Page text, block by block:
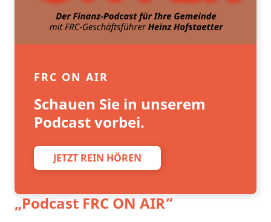
FRC ON AIR
Schauen Sie in unserem
Podcast vorbei.
JETZT REIN HÖREN
„Podcast FRC ON AIR“